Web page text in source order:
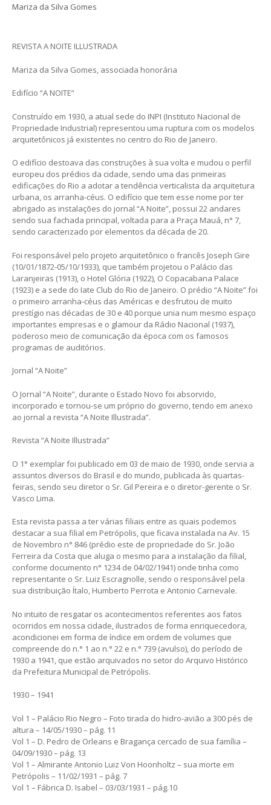
Mariza da Silva Gomes
REVISTA A NOITE ILLUSTRADA
Mariza da Silva Gomes, associada honorária
Edifício “A NOITE”
Construído em 1930, a atual sede do INPI (Instituto Nacional de
Propriedade Industrial) representou uma ruptura com os modelos
arquitetônicos já existentes no centro do Rio de Janeiro.
O edifício destoava das construções à sua volta e mudou o perfil
europeu dos prédios da cidade, sendo uma das primeiras
edificações do Rio a adotar a tendência verticalista da arquitetura
urbana, os arranha-céus. O edifício que tem esse nome por ter
abrigado as instalações do jornal “A Noite”, possui 22 andares
sendo sua fachada principal, voltada para a Praça Mauá, n° 7,
sendo caracterizado por elementos da década de 20.
Foi responsável pelo projeto arquitetônico o francês Joseph Gire
(10/01/1872-05/10/1933), que também projetou o Palácio das
Laranjeiras (1913), o Hotel Glória (1922), O Copacabana Palace
(1923) e a sede do Iate Club do Rio de Janeiro. O prédio “A Noite” foi
o primeiro arranha-céus das Américas e desfrutou de muito
prestígio nas décadas de 30 e 40 porque unia num mesmo espaço
importantes empresas e o glamour da Rádio Nacional (1937),
poderoso meio de comunicação da época com os famosos
programas de auditórios.
Jornal “A Noite”
O Jornal “A Noite”, durante o Estado Novo foi absorvido,
incorporado e tornou-se um próprio do governo, tendo em anexo
ao jornal a revista “A Noite Illustrada”.
Revista “A Noite Illustrada”
O 1° exemplar foi publicado em 03 de maio de 1930, onde servia a
assuntos diversos do Brasil e do mundo, publicada às quartas-
feiras, sendo seu diretor o Sr. Gil Pereira e o diretor-gerente o Sr.
Vasco Lima.
Esta revista passa a ter várias filiais entre as quais podemos
destacar a sua filial em Petrópolis, que ficava instalada na Av. 15
de Novembro n° 846 (prédio este de propriedade do Sr. João
Ferreira da Costa que aluga o mesmo para a instalação da filial,
conforme documento n° 1234 de 04/02/1941) onde tinha como
representante o Sr. Luiz Escragnolle, sendo o responsável pela
sua distribuição Ítalo, Humberto Perrota e Antonio Carnevale.
No intuito de resgatar os acontecimentos referentes aos fatos
ocorridos em nossa cidade, ilustrados de forma enriquecedora,
acondicionei em forma de índice em ordem de volumes que
compreende do n.° 1 ao n.° 22 e n.° 739 (avulso), do período de
1930 a 1941, que estão arquivados no setor do Arquivo Histórico
da Prefeitura Municipal de Petrópolis.
1930 – 1941
Vol 1 – Palácio Rio Negro – Foto tirada do hidro-avião a 300 pés de
altura – 14/05/1930 – pág. 11
Vol 1 – D. Pedro de Orleans e Bragança cercado de sua família –
04/09/1930 – pág. 13
Vol 1 – Almirante Antonio Luiz Von Hoonholtz – sua morte em
Petrópolis – 11/02/1931 – pág. 7
Vol 1 – Fábrica D. Isabel – 03/03/1931 – pág.10